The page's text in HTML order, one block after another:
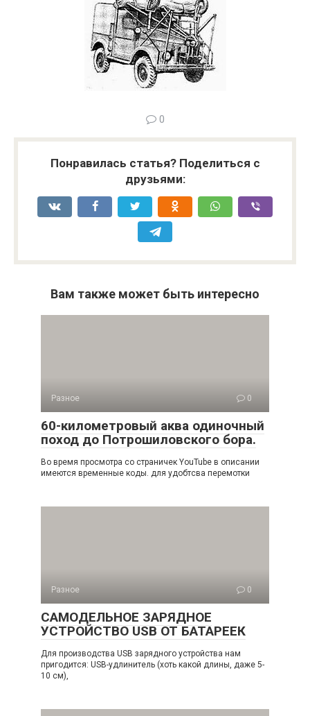
0
Понравилась статья? Поделиться с
друзьями:
Вам также может быть интересно
Разное 0
60-километровый аква одиночный
поход до Потрошиловского бора.
Во время просмотра со страничек YouTube в описании
имеются временные коды. для удобтсва перемотки
Разное 0
САМОДЕЛЬНОЕ ЗАРЯДНОЕ
УСТРОЙСТВО USB ОТ БАТАРЕЕК
Для производства USB зарядного устройства нам
пригодится: USB-удлинитель (хоть какой длины, даже 5-
10 см),